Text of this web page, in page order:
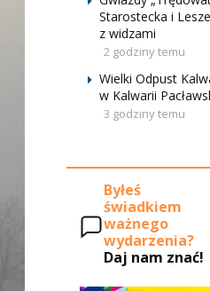
Starostecka i
z widzami
2 godziny temu
Wielki Odpust
w Kalwarii
3 godziny temu
Byłeś
świadkiem
ważnego
wydarzenia?
Daj nam znać!